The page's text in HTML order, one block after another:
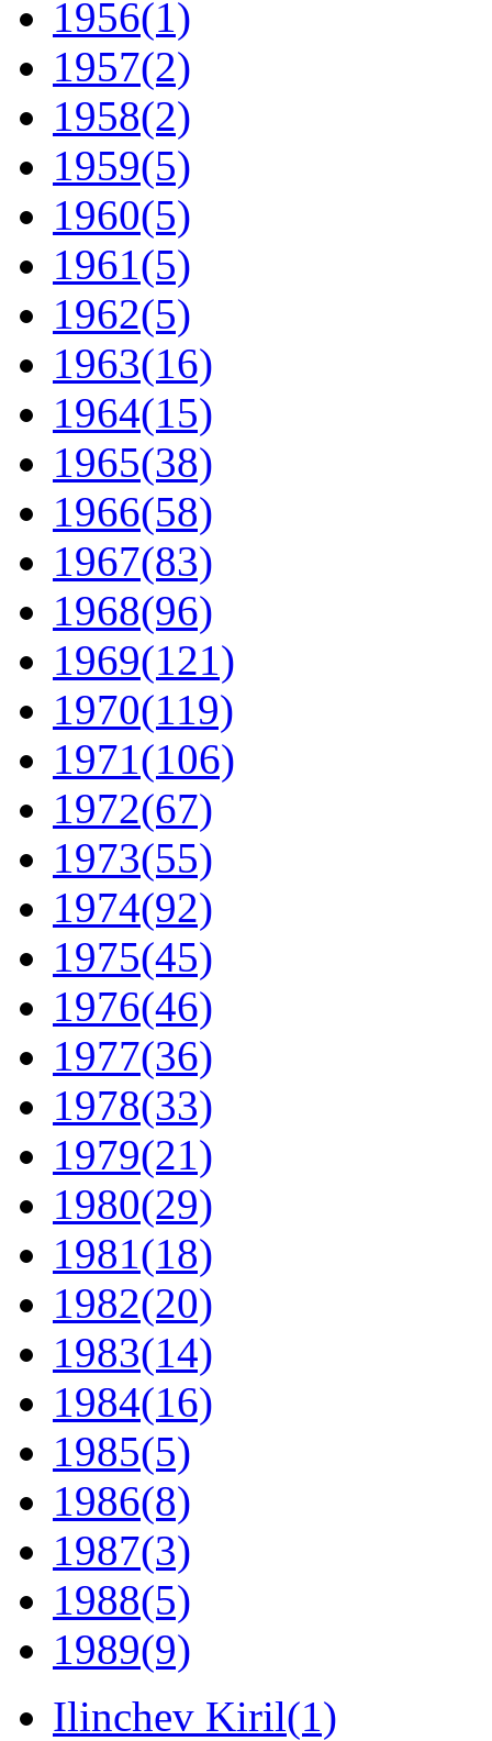
1956(1)
1957(2)
1958(2)
1959(5)
1960(5)
1961(5)
1962(5)
1963(16)
1964(15)
1965(38)
1966(58)
1967(83)
1968(96)
1969(121)
1970(119)
1971(106)
1972(67)
1973(55)
1974(92)
1975(45)
1976(46)
1977(36)
1978(33)
1979(21)
1980(29)
1981(18)
1982(20)
1983(14)
1984(16)
1985(5)
1986(8)
1987(3)
1988(5)
1989(9)
Ilinchev Kiril(1)